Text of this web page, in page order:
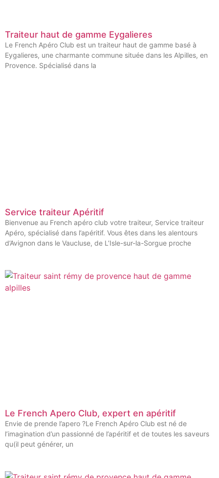
Traiteur haut de gamme Eygalieres
Le French Apéro Club est un traiteur haut de gamme basé à
Eygalieres, une charmante commune située dans les Alpilles, en
Provence. Spécialisé dans la
Service traiteur Apéritif
Bienvenue au French apéro club votre traiteur, Service traiteur
Apéro, spécialisé dans l’apéritif. Vous êtes dans les alentours
d’Avignon dans le Vaucluse, de L’Isle-sur-la-Sorgue proche
Le French Apero Club, expert en apéritif
Envie de prende l’apero ?Le French Apéro Club est né de
l’imagination d’un passionné de l’apéritif et de toutes les saveurs
qu(il peut générer, un